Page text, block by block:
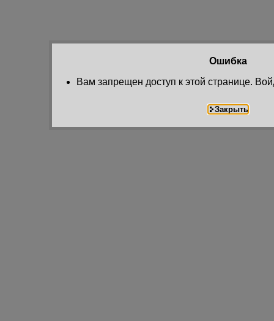
Ошибка
Вам запрещен доступ к этой странице.